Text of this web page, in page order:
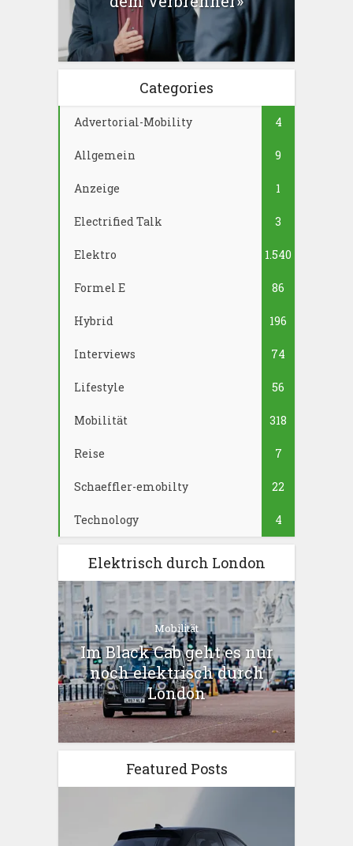
Categories
Advertorial-Mobility 4
Allgemein 9
Anzeige 1
Electrified Talk 3
Elektro 1.540
Formel E 86
Hybrid 196
Interviews 74
Lifestyle 56
Mobilität 318
Reise 7
Schaeffler-emobilty 22
Technology 4
Elektrisch durch London
Mobilität
Im Black Cab geht es nur
noch elektrisch durch
London
Featured Posts